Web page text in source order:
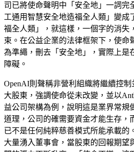
司已將使命聲明中「安全地」一詞完
工通用智慧安全地造福全人類」變成
福全人類」，就這樣，一個字的消失
束。在公益企業的法律框架下，使命
為準繩，刪去「安全地」，實際上是
障礙。
OpenAI則聲稱非營利組織將繼續控
大股東，強調使命從未改變，並以
益公司架構為例，說明這是業界常規
道理，公司的確需要資金才能生存，
已不是任何純粹慈善模式所能承載的
大量湧入董事會，當股東的回報期望